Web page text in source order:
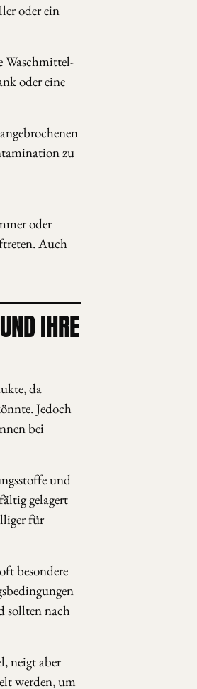
oder ein
Waschmittel-
oder eine
zu
oder
Auch
IHRE
da
Jedoch
bei
und
gelagert
für
besondere
sollten nach
neigt aber
werden, um